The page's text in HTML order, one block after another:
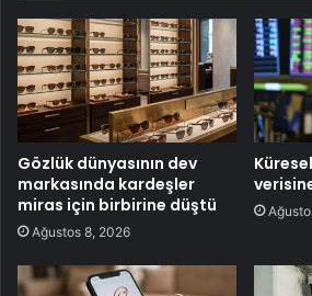
Gözlük dünyasının dev
markasında kardeşler
miras için birbirine düştü
Ağustos 8, 2026